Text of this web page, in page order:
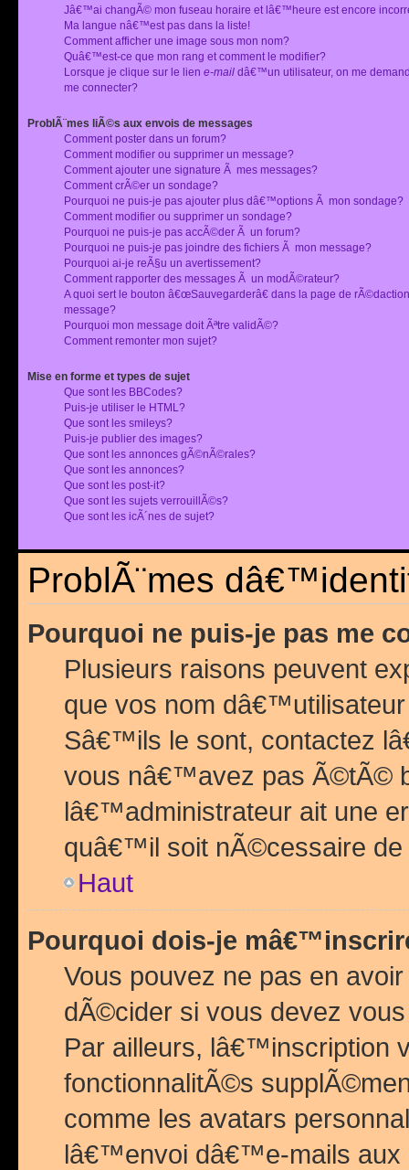
Jâ€™ai changÃ© mon fuseau horaire et lâ€™heure est encore
Ma langue nâ€™est pas dans la liste!
Comment afficher une image sous mon nom?
Quâ€™est-ce que mon rang et comment le modifier?
Lorsque je clique sur le lien e-mail dâ€™un utilisateur, on me
me connecter?
ProblÃ¨mes liÃ©s aux envois de messages
Comment poster dans un forum?
Comment modifier ou supprimer un message?
Comment ajouter une signature Ã mes messages?
Comment crÃ©er un sondage?
Pourquoi ne puis-je pas ajouter plus dâ€™options Ã mon sondage?
Comment modifier ou supprimer un sondage?
Pourquoi ne puis-je pas accÃ©der Ã un forum?
Pourquoi ne puis-je pas joindre des fichiers Ã mon message?
Pourquoi ai-je reÃ§u un avertissement?
Comment rapporter des messages Ã un modÃ©rateur?
A quoi sert le bouton â€œSauvegarderâ€ dans la page de
message?
Pourquoi mon message doit Ãªtre validÃ©?
Comment remonter mon sujet?
Mise en forme et types de sujet
Que sont les BBCodes?
Puis-je utiliser le HTML?
Que sont les smileys?
Puis-je publier des images?
Que sont les annonces gÃ©nÃ©rales?
Que sont les annonces?
Que sont les post-it?
Que sont les sujets verrouillÃ©s?
Que sont les icÃ´nes de sujet?
ProblÃ¨mes
Pourquoi ne puis-je pas me
Plusieurs raisons peuvent
que vos nom
Sâ€™ils le sont, contactez
vous nâ€™avez pas Ã©tÃ©
lâ€™administrateur ait une
quâ€™il soit nÃ©cessaire de
Haut
Pourquoi dois-je
Vous pouvez ne pas en
dÃ©cider si vous devez
Par ailleurs, lâ€™inscription
fonctionnalitÃ©s
comme les avatars
lâ€™envoi dâ€™e-mails